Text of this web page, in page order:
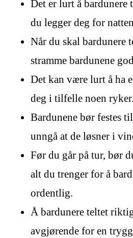
Det er lurt å
du legger deg for
Når du skal bardunere
stramme bardunene
Det kan være lurt å ha
deg i tilfelle noen ryker.
Bardunene bør festes
unngå at de løsner i
Før du går på tur, bør
alt du trenger for å
ordentlig.
Å bardunere teltet
avgjørende for en